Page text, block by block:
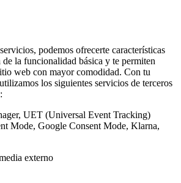
podemos ofrecerte características
de la funcionalidad básica y te permiten
web con mayor comodidad. Con tu
los siguientes servicios de terceros
UET (Universal Event Tracking)
Mode, Google Consent Mode, Klarna,
externo